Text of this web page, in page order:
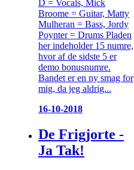
D = Vocals, Mick
Broome = Guitar, Matty
Mulheran = Bass, Jordy
Poynter = Drums Pladen
her indeholder 15 numre,
hvor af de sidste 5 er
demo bonusnumre.
Bandet er en ny smag for
mig, da jeg aldrig...
16-10-2018
De Frigjorte -
Ja Tak!